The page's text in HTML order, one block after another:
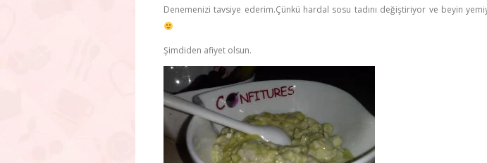
Denemenizi tavsiye ederim.Çünkü hardal sosu tadını değiştiriyor ve beyin
Şimdiden afiyet olsun.